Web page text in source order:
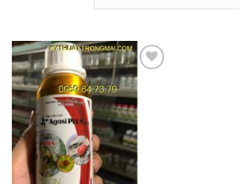
Add to
wishlist